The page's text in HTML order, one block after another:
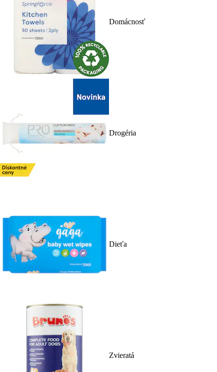
Domácnosť
Drogéria
Dieťa
Zvieratá